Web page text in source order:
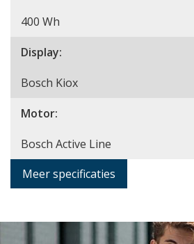
400 Wh
Display:
Bosch Kiox
Motor:
Bosch Active Line
Meer specificaties